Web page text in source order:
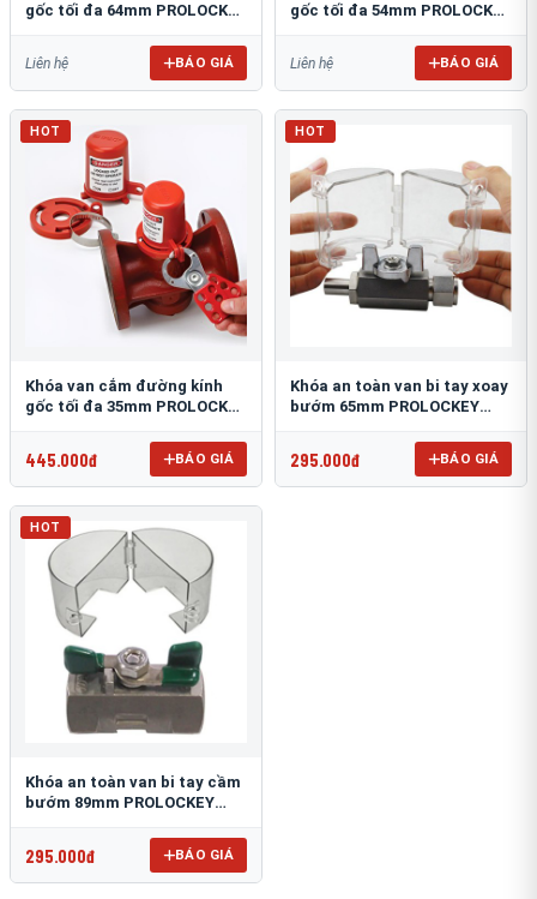
gốc tối đa 64mm PROLOCKEY
Liên hệ BÁO GIÁ
gốc tối đa 54mm PROLOCKEY
Liên hệ BÁO GIÁ
HOT
Khóa van cắm đường kính
gốc tối đa 35mm PROLOCKEY
445.000đ BÁO GIÁ
HOT
Khóa an toàn van bi tay xoay
bướm 65mm PROLOCKEY
295.000đ BÁO GIÁ
HOT
Khóa an toàn van bi tay cầm
bướm 89mm PROLOCKEY
295.000đ BÁO GIÁ